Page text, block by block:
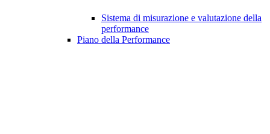
Sistema di misurazione e valutazione della
performance
Piano della Performance